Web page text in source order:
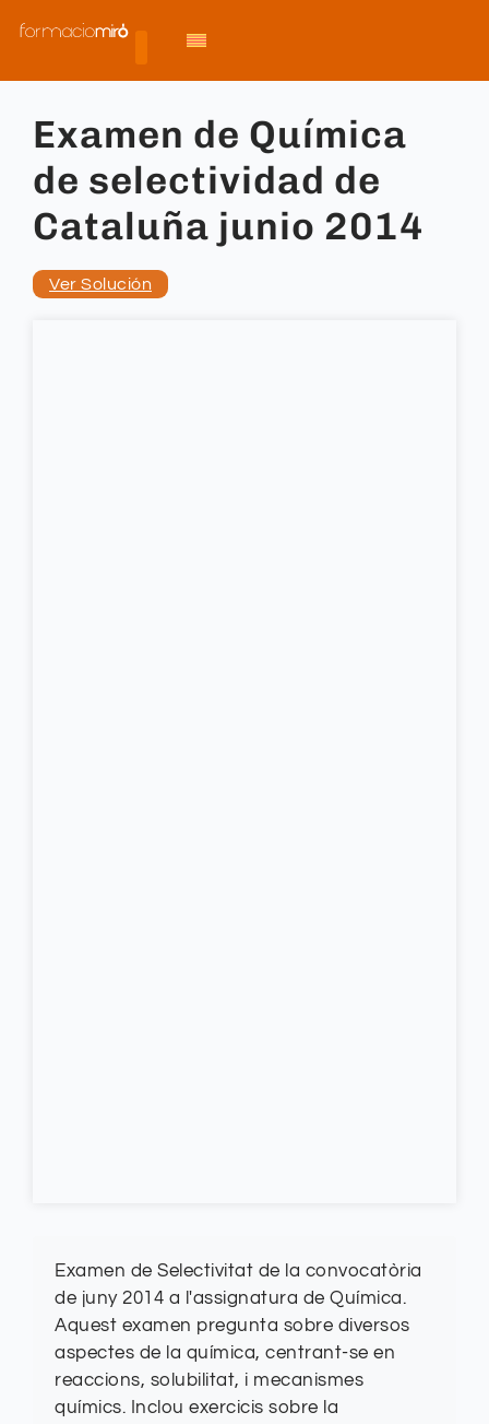
Examen de Química
de selectividad de
Cataluña junio 2014
Ver Solución
Examen de Selectivitat de la convocatòria
de juny 2014 a l'assignatura de Química.
Aquest examen pregunta sobre diversos
aspectes de la química, centrant-se en
reaccions, solubilitat, i mecanismes
químics. Inclou exercicis sobre la